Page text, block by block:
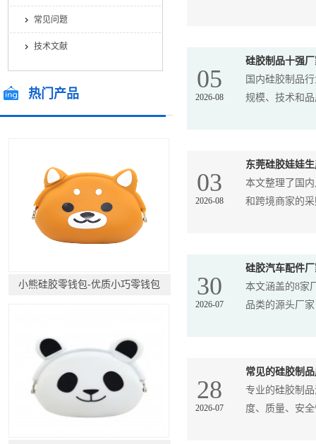
05
2026-08
硅胶制品十强
国内硅胶制品
规模、技术和
03
2026-08
东莞硅胶娃娃
本文整理了国
和跨境商家的
30
2026-07
硅胶汽车配件
本文涵盖的8家
品类的源头厂
28
2026-07
常见的硅胶制
专业的硅胶制
度、质量、安
常见问题
技术文献
热门产品
小熊硅胶零钱包-优质小巧零钱包